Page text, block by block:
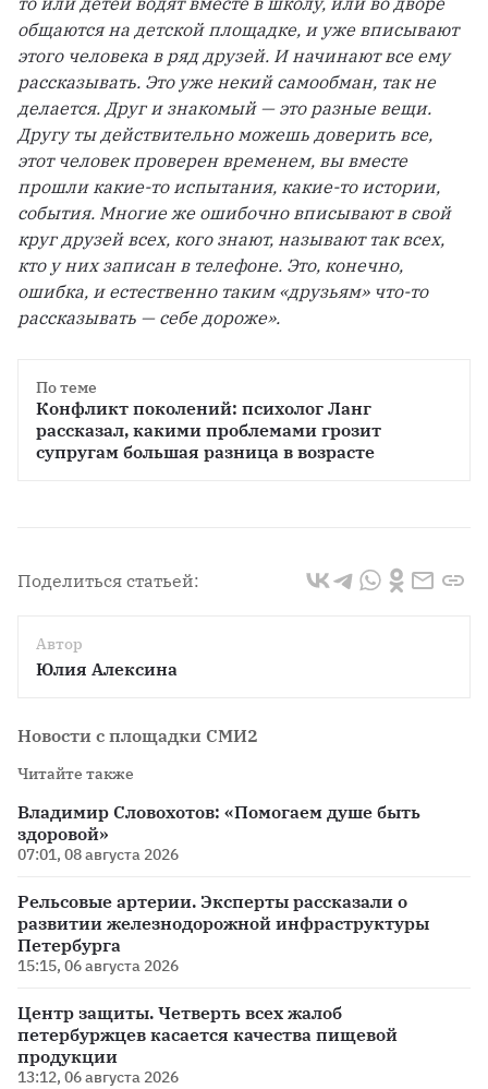
общаются на детской площадке, и уже вписывают
этого человека в ряд друзей. И начинают все ему
рассказывать. Это уже некий самообман, так не
делается. Друг и знакомый — это разные вещи.
Другу ты действительно можешь доверить все,
этот человек проверен временем, вы вместе
прошли какие-то испытания, какие-то истории,
события. Многие же ошибочно вписывают в свой
круг друзей всех, кого знают, называют так всех,
кто у них записан в телефоне. Это, конечно,
ошибка, и естественно таким «друзьям» что-то
рассказывать — себе дороже».
По теме
Конфликт поколений: психолог Ланг
рассказал, какими проблемами грозит
Поделиться статьей:
Автор
Юлия Алексина
Новости с площадки СМИ2
Читайте также
Владимир Словохотов: «Помогаем душе быть
здоровой»
07:01, 08 августа 2026
Рельсовые артерии. Эксперты рассказали о
развитии железнодорожной инфраструктуры
Петербурга
15:15, 06 августа 2026
Центр защиты. Четверть всех жалоб
петербуржцев касается качества пищевой
продукции
13:12, 06 августа 2026